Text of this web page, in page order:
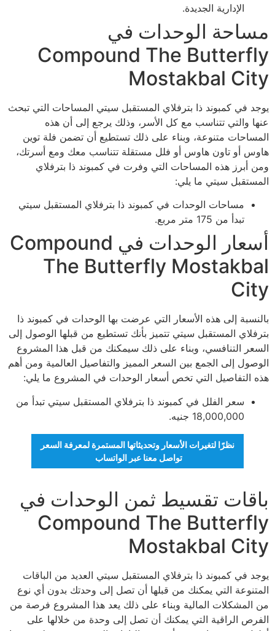
الإدارية الجديدة.
مساحة الوحدات في
Compound The Butterfly
Mostakbal City
يوجد في كمبوند ذا بترفلاي المستقبل سيتي المساحات التي تبحث
عنها والتي تتناسب مع كل الأسر، وذلك يرجع إلى أن هذه
المساحات متنوعة، وبناء على ذلك تستطيع أن تضمن فلة توين
هاوس أو تاون هاوس أو فلل مستقلة تتناسب معك ومع أسرتك،
ومن أبرز هذه المساحات التي وفرت في كمبوند ذا بترفلاي
المستقبل سيتي ما يلي:
مساحات الوحدات في كمبوند ذا بترفلاي المستقبل سيتي
تبدأ من 175 متر مربع.
أسعار الوحدات في Compound
The Butterfly Mostakbal
City
بالنسبة إلى هذه الأسعار التي عرضت بها الوحدات في كمبوند ذا
بترفلاي المستقبل سيتي تتميز بأنك تستطيع من قبلها الوصول إلى
السعر التنافسي، وبناء على ذلك سيمكنك من قبل هذا المشروع
الوصول إلى الجمع بين السعر المميز والتفاصيل العالمية ومن أهم
هذه التفاصيل التي تخص أسعار الوحدات في المشروع ما يلي:
سعر الفلل في كمبوند ذا بترفلاي المستقبل سيتي تبدأ من
18,000,000 جنيه.
نظرًا لتغيرات الأسعار وتحديثاتها المستمرة لمعرفة السعر
تواصل معنا عبر الواتساب
باقات تقسيط ثمن الوحدات في
Compound The Butterfly
Mostakbal City
يوجد في كمبوند ذا بترفلاي المستقبل سيتي العديد من الباقات
المتنوعة التي يمكنك من قبلها أن تصل إلى وحدتك بدون أي نوع
من المشكلات المالية وبناء على ذلك يعد هذا المشروع فرصة من
الفرص الراقية التي يمكنك أن تصل إلى وحدة من خلالها على